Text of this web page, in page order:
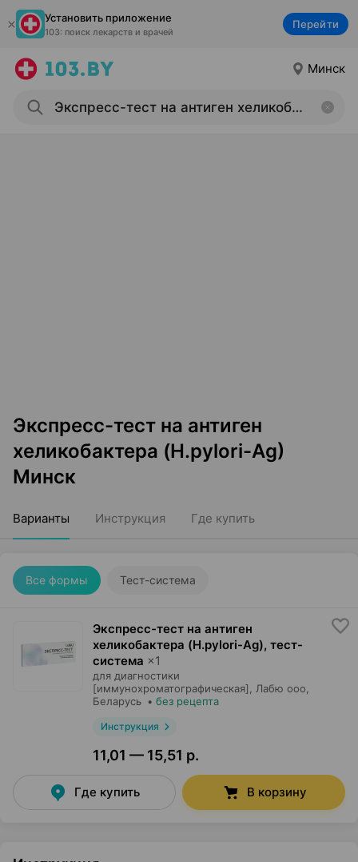
Установить приложение
103: поиск лекарств и врачей
Перейти
Минск
Экспресс-тест на антиген
хеликобактера (H.pylori-Ag)
Минск
Варианты Инструкция Где купить
Все формы Тест-система
Экспресс-тест на антиген
хеликобактера (H.pylori-Ag), тест-
система ×1
для диагностики
[иммунохроматографическая],
Лабю ооо
Беларусь • без рецепта
Инструкция
11,01 — 15,51 р.
Где купить В корзину